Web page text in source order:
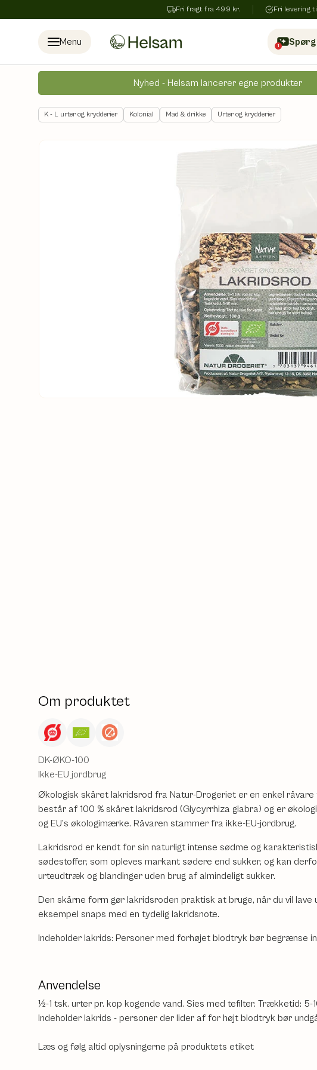
Spring til indhold
Fri fragt fra 499 kr. Fri levering
1 Spørg
Menu
Nyhed - Helsam lancerer egne produkter
K - L urter og krydderier Kolonial Mad & drikke Urter og krydderier
Om produktet
DK-ØKO-100
Ikke-EU jordbrug
Økologisk skåret lakridsrod fra Natur-Drogeriet er en enkel
består af 100 % skåret lakridsrod (Glycyrrhiza glabra) og er
og EU’s økologimærke. Råvaren stammer fra ikke-EU-jordbrug.
Lakridsrod er kendt for sin naturligt intense sødme og
sødestoffer, som opleves markant sødere end sukker, og kan
urteudtræk og blandinger uden brug af almindeligt sukker.
Den skårne form gør lakridsroden praktisk at bruge, når du vil
eksempel snaps med en tydelig lakridsnote.
Indeholder lakrids: Personer med forhøjet blodtryk bør begrænse
Anvendelse
½-1 tsk. urter pr. kop kogende vand. Sies med tefilter. Trækketid: 5-
Indeholder lakrids - personer der lider af for højt blodtryk bør
Læs og følg altid oplysningerne på produktets etiket